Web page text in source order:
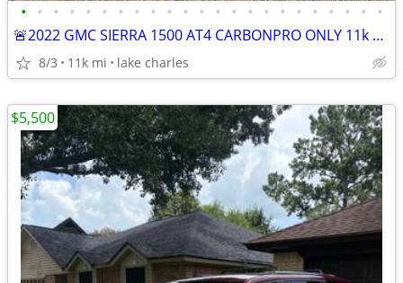
• • • • • • • • • • • • • • • • • • • • • • •
🚨2022 GMC SIERRA 1500 AT4 CARBONPRO ONLY 11k miles
8/3 11k mi lake charles
$5,500